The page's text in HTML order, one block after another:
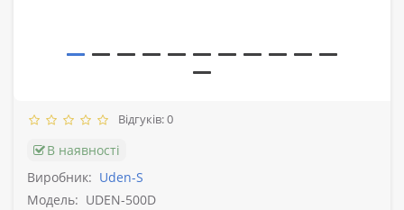
Відгуків: 0
В наявності
Виробник: Uden-S
Модель: UDEN-500D